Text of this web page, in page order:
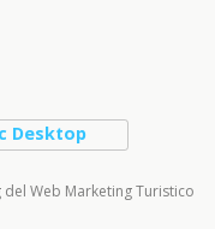
Desktop
Web Marketing Turistico